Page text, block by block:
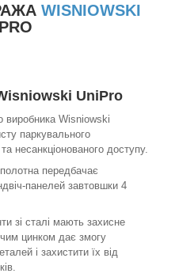
WISNIOWSKI
UniPro
виробника Wisniowski
паркувального
несанкціонованого доступу.
передбачає
панелей завтовшки 4
зі сталі мають захисне
цинком дає змогу
і захистити їх від